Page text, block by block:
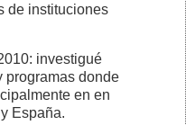
de instituciones
investigué
programas donde
en en
España.